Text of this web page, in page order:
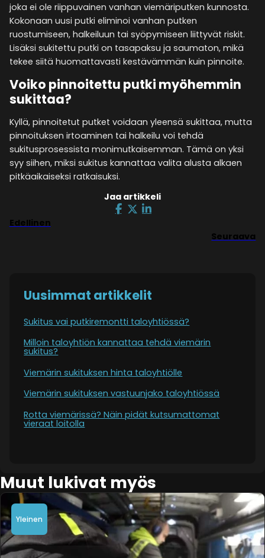
joka ei ole riippuvainen vanhan viemäriputken kunnosta.
Kokonaan uusi putki eliminoi vanhan putken
ruostumiseen, halkeiluun tai syöpymiseen liittyvät riskit.
Lisäksi sukitettu putki on tasapaksu ja saumaton, mikä
tekee siitä huomattavasti kestävämmän kuin pinnoite.
Voiko pinnoitettu putki myöhemmin
sukittaa?
Kyllä, pinnoitetut putket voidaan yleensä sukittaa, mutta
pinnoituksen irtoaminen tai halkeilu voi tehdä
sukitusprosessista monimutkaisemman. Tämä on yksi
syy siihen, miksi sukitus kannattaa valita alusta alkaen
pitkäaikaiseksi ratkaisuksi.
Jaa artikkeli
Edellinen
Seuraava
Uusimmat artikkelit
Sukitus vai putkiremontti taloyhtiössä?
Milloin taloyhtiön kannattaa tehdä viemärin
sukitus?
Viemärin sukituksen hinta taloyhtiölle
Viemärin sukituksen vastuunjako taloyhtiössä
Rotta viemärissä? Näin pidät kutsumattomat
vieraat loitolla
Muut lukivat myös
Yleinen